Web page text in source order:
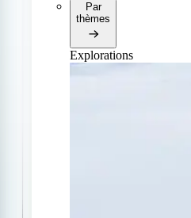
Par
thèmes
Explorations